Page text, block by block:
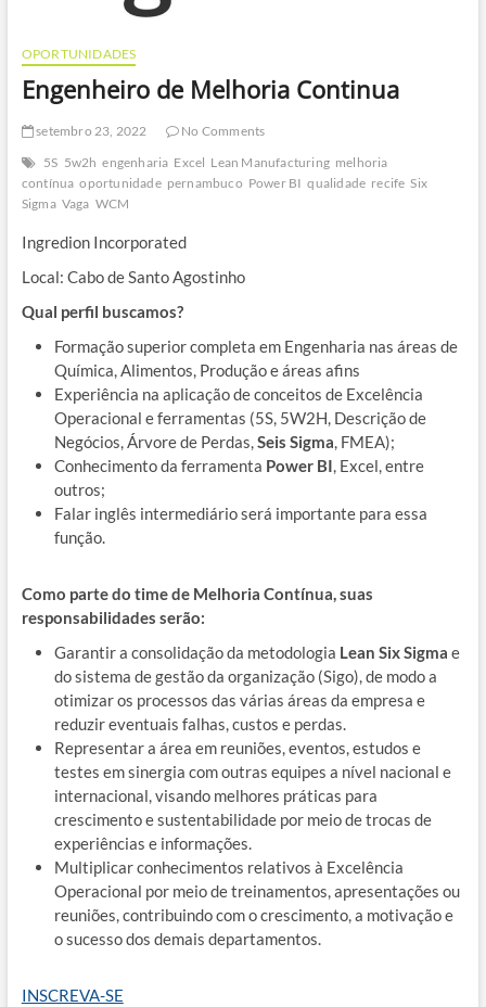
OPORTUNIDADES
Engenheiro de Melhoria Continua
setembro 23, 2022
No Comments
5S 5w2h engenharia Excel Lean Manufacturing melhoria
contínua oportunidade pernambuco Power BI qualidade recife Six
Sigma Vaga WCM
Ingredion Incorporated
Local: Cabo de Santo Agostinho
Qual perfil buscamos?
Formação superior completa em Engenharia nas áreas de
Química, Alimentos, Produção e áreas afins
Experiência na aplicação de conceitos de Excelência
Operacional e ferramentas (5S, 5W2H, Descrição de
Negócios, Árvore de Perdas,Seis Sigma, FMEA);
Conhecimento da ferramenta Power BI, Excel, entre
outros;
Falar inglês intermediário será importante para essa
função.
Como parte do time de Melhoria Contínua, suas
responsabilidades serão:
Garantir a consolidação da metodologia Lean Six Sigma e
do sistema de gestão da organização (Sigo), de modo a
otimizar os processos das várias áreas da empresa e
reduzir eventuais falhas, custos e perdas.
Representar a área em reuniões, eventos, estudos e
testes em sinergia com outras equipes a nível nacional e
internacional, visando melhores práticas para
crescimento e sustentabilidade por meio de trocas de
experiências e informações.
Multiplicar conhecimentos relativos à Excelência
Operacional por meio de treinamentos, apresentações ou
reuniões, contribuindo com o crescimento, a motivação e
o sucesso dos demais departamentos.
INSCREVA-SE